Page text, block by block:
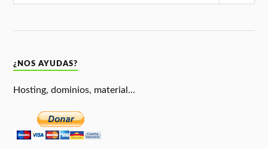
¿NOS AYUDAS?
Hosting, dominios, material...